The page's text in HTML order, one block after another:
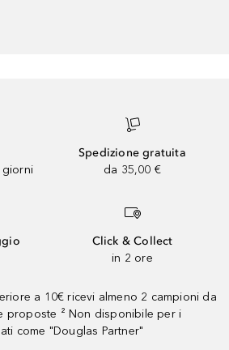
giorni
Spedizione gratuita
da 35,00 €
Click & Collect
in 2 ore
a 10€ ricevi almeno 2 campioni da
proposte ² Non disponibile per i
come "Douglas Partner"